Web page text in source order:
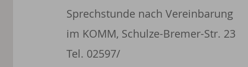
Sprechstunde nach Vereinbarung
im KOMM, Schulze-Bremer-Str. 23
Tel. 02597/